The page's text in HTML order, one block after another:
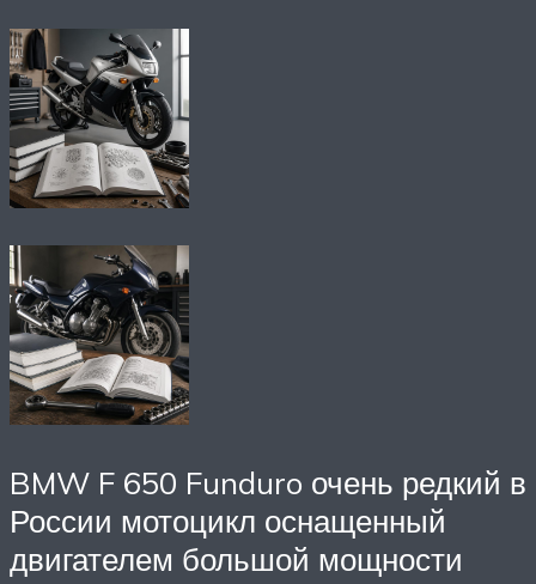
BMW F 650 Funduro очень редкий в
России мотоцикл оснащенный
двигателем большой мощности